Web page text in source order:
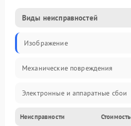
Виды неисправностей
Изображение
Механические повреждения
Электронные и аппаратные сбои
Неисправности сенсора и оптики
Неисправности Стоимость